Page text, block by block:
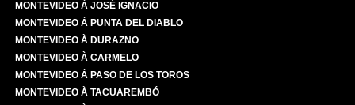
MONTEVIDEO À JOSÉ IGNACIO
MONTEVIDEO À PUNTA DEL DIABLO
MONTEVIDEO À DURAZNO
MONTEVIDEO À CARMELO
MONTEVIDEO À PASO DE LOS TOROS
MONTEVIDEO À TACUAREMBÓ